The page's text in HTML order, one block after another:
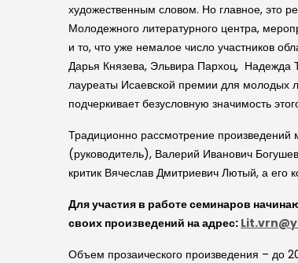
художественным словом. Но главное, это
Молодежного литературного центра,
и то, что уже немалое число участников
Дарья Князева, Эльвира Пархоц, Надежда
лауреаты Исаевской премии для молодых
подчеркивает безусловную значимость
Традиционно рассмотрение
(руководитель), Валерий Иванович
критик Вячеслав Дмитриевич Лютый, а его
Для участия в работе семинаров
своих произведений на адрес:
Объем прозаического произведения – до